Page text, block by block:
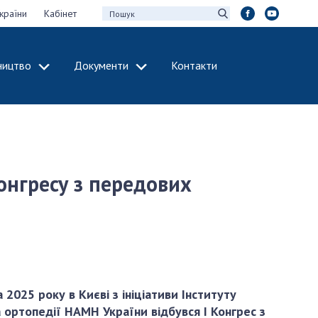
Кабінет
Документи Контакти
НАН
установах
СПІВРОБІТНИЦТВО
організаціях
Міжнародні угоди
Нормативні акти
з передових
року в Києві з ініціативи Інституту
ортопедії НАМН України відбувся І Конгрес з